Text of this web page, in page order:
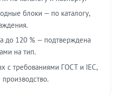
блоки — по каталогу,
до 120 % — подтверждена
на тип.
с требованиями ГОСТ и IEC,